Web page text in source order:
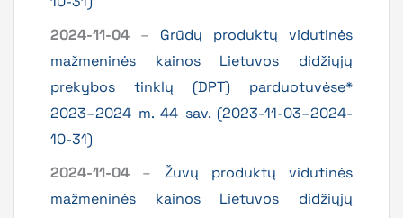
2024-11-04 – Grūdų produktų vidutinės
mažmeninės kainos Lietuvos didžiųjų
prekybos tinklų (DPT) parduotuvėse*
2023–2024 m. 44 sav. (2023-11-03–2024-
10-31)
2024-11-04 – Žuvų produktų vidutinės
mažmeninės kainos Lietuvos didžiųjų